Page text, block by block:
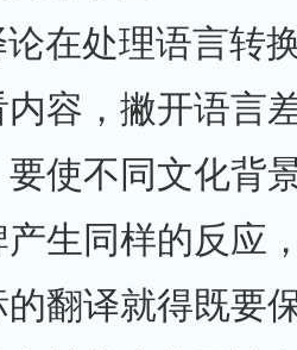
论在处理语言转
内容 ，撇开语言
使不同文化背
生同样的反应
翻译就得既要